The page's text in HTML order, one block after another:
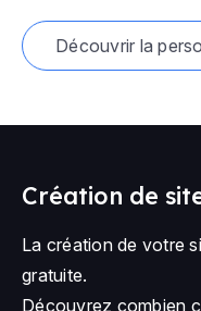
Découvrir la
Création de
La création de votre
gratuite.
Découvrez combien